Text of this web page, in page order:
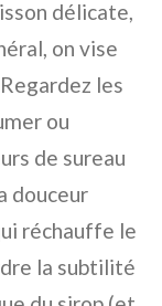
délicate,
on vise
les
ou
de sureau
douceur
réchauffe le
la subtilité